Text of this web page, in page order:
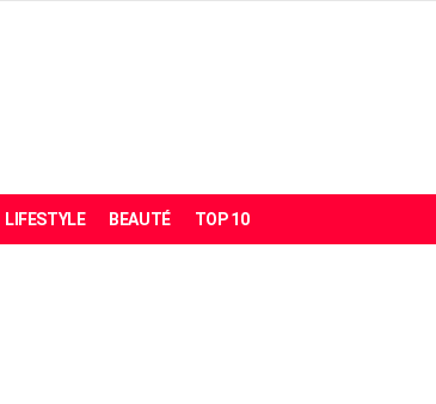
LIFESTYLE BEAUTÉ TOP 10